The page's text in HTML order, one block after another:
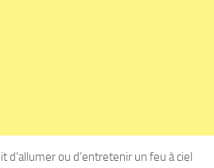
d’allumer ou d’entretenir un feu à ciel